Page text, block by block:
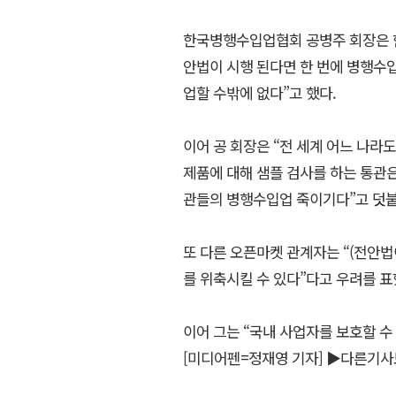
한국병행수입업협회 공병주 회장
안법이 시행 된다면 한 번에 병행수
업할 수밖에 없다”고 했다.
이어 공 회장은 “전 세계 어느 나라
제품에 대해 샘플 검사를 하는 통관
관들의 병행수입업 죽이기다”고 덧
또 다른 오픈마켓 관계자는 “(전안
를 위축시킬 수 있다”다고 우려를
이어 그는 “국내 사업자를 보호할
[미디어펜=정재영 기자] ▶다른기